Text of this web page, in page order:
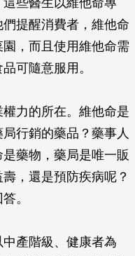
些醫生以維他命專
提醒消費者，維他命
，而且使用維他命需
可隨意服用。
力的所在。維他命是
行銷的藥品？藥事人
藥物，藥局是唯一販
，還是預防疾病呢？
。
產階級、健康者為